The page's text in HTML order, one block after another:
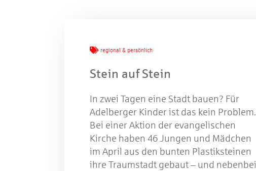
regional & persönlich
Stein auf Stein
In zwei Tagen eine Stadt bauen? Für
Adelberger Kinder ist das kein Problem.
Bei einer Aktion der evangelischen
Kirche haben 46 Jungen und Mädchen
im April aus den bunten Plastiksteinen
ihre Traumstadt gebaut – und nebenbei